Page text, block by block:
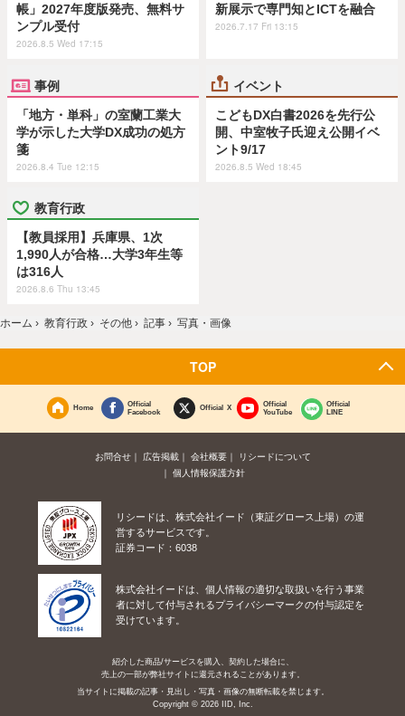
帳」2027年度版発売、無料サ
ンプル受付
2026.8.5 Wed 17:15
新展示で専門知とICTを融合
2026.7.17 Fri 13:15
事例
「地方・単科」の室蘭工業大
学が示した大学DX成功の処方
箋
2026.8.4 Tue 12:15
イベント
こどもDX白書2026を先行公
開、中室牧子氏迎え公開イベ
ント9/17
2026.8.5 Wed 18:45
教育行政
【教員採用】兵庫県、1次
1,990人が合格…大学3年生等
は316人
2026.8.6 Thu 13:45
ホーム › 教育行政 › その他 › 記事 › 写真・画像
TOP
Home
Official
Facebook
Official X
Official
YouTube
Official
LINE
お問合せ 広告掲載 会社概要
リシードについて
個人情報保護方針
リシードは、株式会社イード（東証グロース上場）の運
営するサービスです。
証券コード：6038
株式会社イードは、個人情報の適切な取扱いを行う事業
者に対して付与されるプライバシーマークの付与認定を
受けています。
紹介した商品/サービスを購入、契約した場合に、
売上の一部が弊社サイトに還元されることがあります。
当サイトに掲載の記事・見出し・写真・画像の無断転載を禁じます。
Copyright © 2026 IID, Inc.